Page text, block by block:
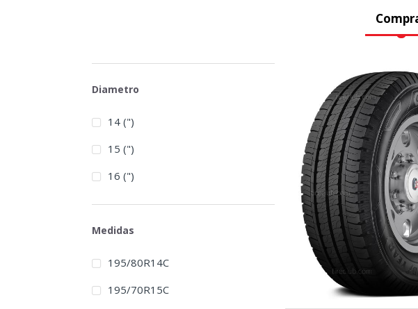
Diametro
14 (")
15 (")
16 (")
Medidas
195/80R14C
195/70R15C